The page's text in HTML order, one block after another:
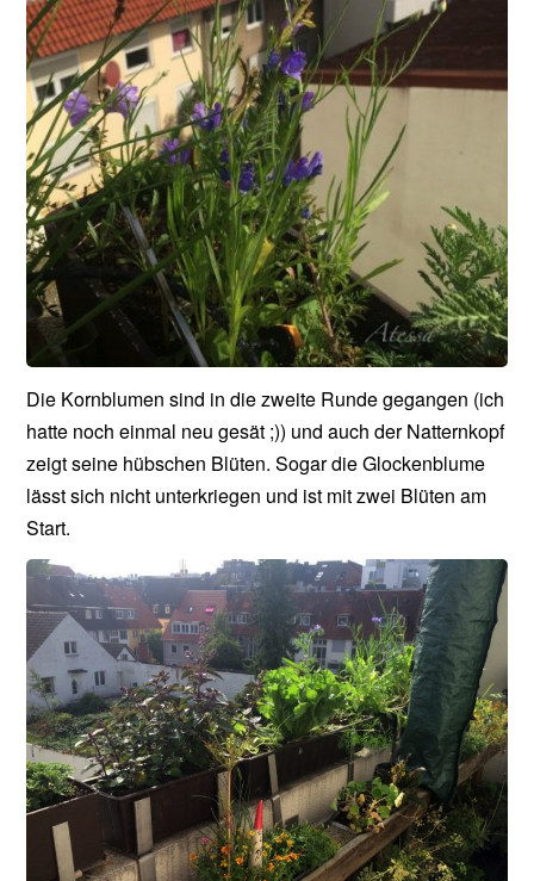
Die Kornblumen sind in die zweite Runde gegangen (ich
hatte noch einmal neu gesät ;)) und auch der Natternkopf
zeigt seine hübschen Blüten. Sogar die Glockenblume
lässt sich nicht unterkriegen und ist mit zwei Blüten am
Start.